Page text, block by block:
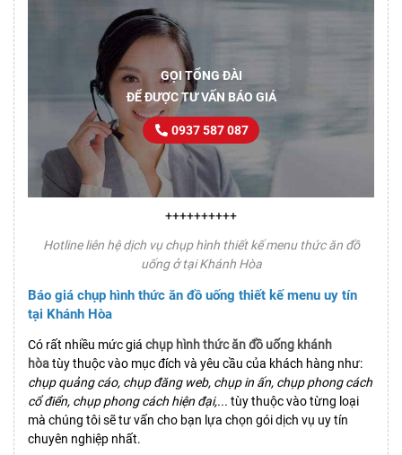
GỌI TỔNG ĐÀI
ĐỂ ĐƯỢC TƯ VẤN BÁO GIÁ
0937 587 087
++++++++++
Hotline liên hệ dịch vụ chụp hình thiết kế menu thức ăn đồ
uống ở tại Khánh Hòa
Báo giá chụp hình thức ăn đồ uống thiết kế menu uy tín
tại Khánh Hòa
Có rất nhiều mức giá chụp hình thức ăn đồ uống khánh
hòatùy thuộc vào mục đích và yêu cầu của khách hàng như:
chụp quảng cáo, chụp đăng web, chụp in ấn, chụp phong cách
cổ điển, chụp phong cách hiện đại,... tùy thuộc vào từng loại
mà chúng tôi sẽ tư vấn cho bạn lựa chọn gói dịch vụ uy tín
chuyên nghiệp nhất.